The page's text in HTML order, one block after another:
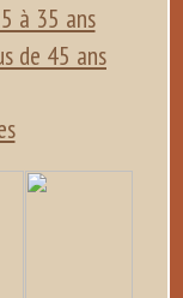
à 35 ans
de 45 ans